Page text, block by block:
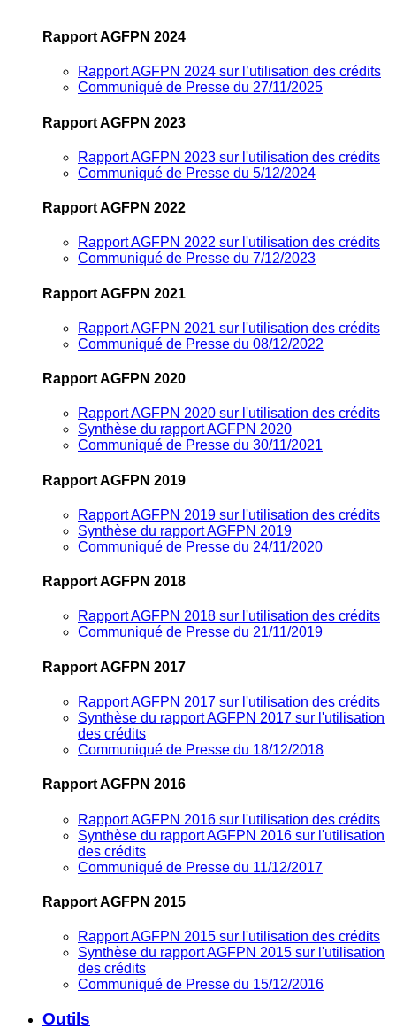
Rapport AGFPN 2024
Rapport AGFPN 2024 sur l’utilisation des crédits
Communiqué de Presse du 27/11/2025
Rapport AGFPN 2023
Rapport AGFPN 2023 sur l'utilisation des crédits
Communiqué de Presse du 5/12/2024
Rapport AGFPN 2022
Rapport AGFPN 2022 sur l'utilisation des crédits
Communiqué de Presse du 7/12/2023
Rapport AGFPN 2021
Rapport AGFPN 2021 sur l'utilisation des crédits
Communiqué de Presse du 08/12/2022
Rapport AGFPN 2020
Rapport AGFPN 2020 sur l'utilisation des crédits
Synthèse du rapport AGFPN 2020
Communiqué de Presse du 30/11/2021
Rapport AGFPN 2019
Rapport AGFPN 2019 sur l'utilisation des crédits
Synthèse du rapport AGFPN 2019
Communiqué de Presse du 24/11/2020
Rapport AGFPN 2018
Rapport AGFPN 2018 sur l'utilisation des crédits
Communiqué de Presse du 21/11/2019
Rapport AGFPN 2017
Rapport AGFPN 2017 sur l'utilisation des crédits
Synthèse du rapport AGFPN 2017 sur l'utilisation
des crédits
Communiqué de Presse du 18/12/2018
Rapport AGFPN 2016
Rapport AGFPN 2016 sur l'utilisation des crédits
Synthèse du rapport AGFPN 2016 sur l'utilisation
des crédits
Communiqué de Presse du 11/12/2017
Rapport AGFPN 2015
Rapport AGFPN 2015 sur l'utilisation des crédits
Synthèse du rapport AGFPN 2015 sur l'utilisation
des crédits
Communiqué de Presse du 15/12/2016
Outils